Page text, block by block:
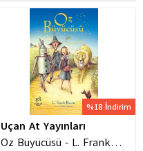
%18 İndirim
Uçan At Yayınları
Oz Büyücüsü - L. Frank